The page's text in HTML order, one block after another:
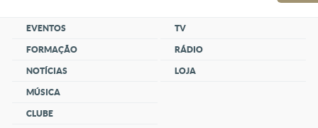
EVENTOS
FORMAÇÃO
NOTÍCIAS
MÚSICA
CLUBE
TV
RÁDIO
LOJA